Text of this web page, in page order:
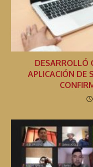
DESARROLLÓ
APLICACIÓN DE